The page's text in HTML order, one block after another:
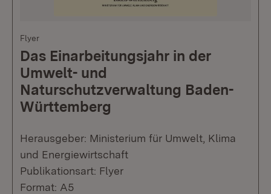
Flyer
Das Einarbeitungsjahr in der
Umwelt- und
Naturschutzverwaltung Baden-
Württemberg
Herausgeber: Ministerium für Umwelt, Klima
und Energiewirtschaft
Publikationsart: Flyer
Format: A5